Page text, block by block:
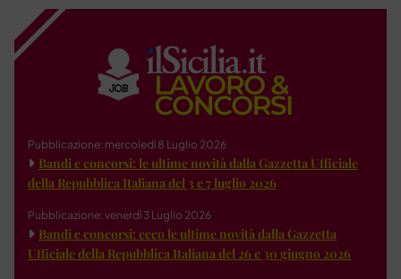
Pubblicazione: mercoledì 8 Luglio 2026
Bandi e concorsi: le ultime novità dalla Gazzetta Ufficiale
della Repubblica Italiana del 3 e 7 luglio 2026
Pubblicazione: venerdì 3 Luglio 2026
Bandi e concorsi: ecco le ultime novità dalla Gazzetta
Ufficiale della Repubblica Italiana del 26 e 30 giugno 2026